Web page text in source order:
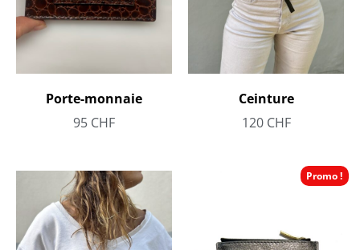
Porte-monnaie
95 CHF
Ceinture
120 CHF
Promo !